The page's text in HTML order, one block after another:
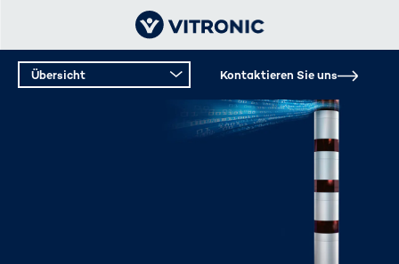
Übersicht Kontaktieren Sie uns